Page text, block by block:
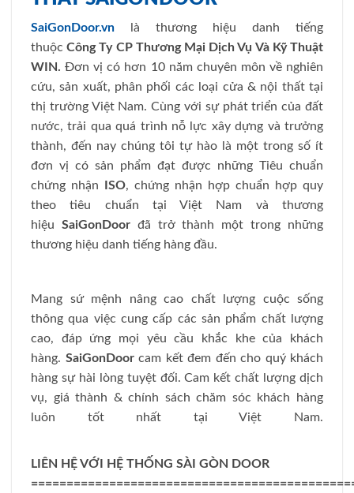
SaiGonDoor.vn là thương hiệu danh tiếng
thuộcCông Ty CP Thương Mại Dịch Vụ Và Kỹ Thuật
WIN. Đơn vị có hơn 10 năm chuyên môn về nghiên
cứu, sản xuất, phân phối các loại cửa & nội thất tại
thị trường Việt Nam. Cùng với sự phát triển của đất
nước, trải qua quá trình nỗ lực xây dựng và trưởng
thành, đến nay chúng tôi tự hào là một trong số ít
đơn vị có sản phẩm đạt được những Tiêu chuẩn
chứng nhận
ISO, chứng nhận hợp chuẩn hợp quy
theo tiêu chuẩn tại Việt Nam và thương
hiệu SaiGonDoorđã trở thành một trong những
thương hiệu danh tiếng hàng đầu.
Mang sứ mệnh nâng cao chất lượng cuộc sống
thông qua việc cung cấp các sản phẩm chất lượng
cao, đáp ứng mọi yêu cầu khắc khe của khách
hàng. SaiGonDoorcam kết đem đến cho quý khách
hàng sự hài lòng tuyệt đối. Cam kết chất lượng dịch
vụ, giá thành & chính sách chăm sóc khách hàng
luôn tốt nhất tại Việt Nam.
LIÊN HỆ VỚI HỆ THỐNG SÀI GÒN DOOR